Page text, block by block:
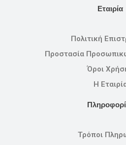
Εταιρία
Πολιτική
Προστασία
Όροι
Η
Τρόποι